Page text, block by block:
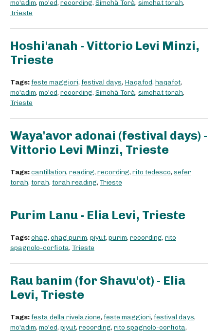
mo'adim, mo'ed, recording, Simchà Torà, simchat torah,
Trieste
Hoshi'anah - Vittorio Levi Minzi,
Trieste
Tags: feste maggiori, festival days, Haqafod, haqafot,
mo'adim, mo'ed, recording, Simchà Torà, simchat torah,
Trieste
Waya'avor adonai (festival days) -
Vittorio Levi Minzi, Trieste
Tags:cantillation, reading, recording, rito tedesco, sefer
torah, torah, torah reading, Trieste
Purim Lanu - Elia Levi, Trieste
Tags:chag, chag purim, piyut, purim, recording, rito
spagnolo-corfiota, Trieste
Rau banim (for Shavu'ot) - Elia
Levi, Trieste
Tags: festa della rivelazione, feste maggiori, festival days,
mo'adim, mo'ed, piyut, recording, rito spagnolo-corfiota,